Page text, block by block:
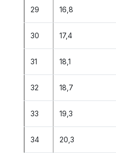
29 16,8
30 17,4
31 18,1
32 18,7
33 19,3
34 20,3